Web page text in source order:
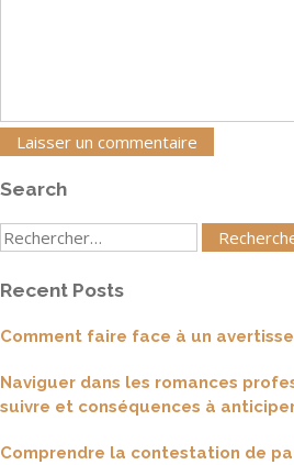
Search
Rechercher
:
Recent Posts
Comment faire face à un
Naviguer dans les romances
suivre et conséquences à
Comprendre la contestation de